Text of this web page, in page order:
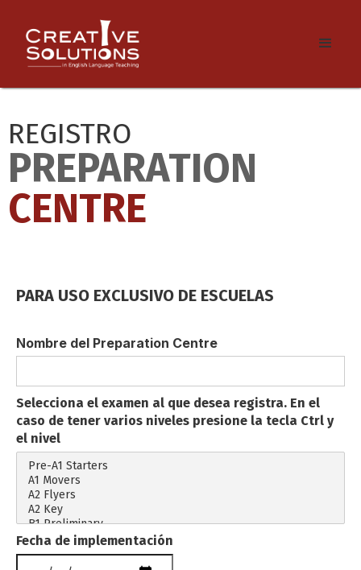
REGISTRO
PREPARATION
CENTRE
PARA USO EXCLUSIVO DE ESCUELAS
Nombre del Preparation Centre
Selecciona el examen al que desea registra. En el
caso de tener varios niveles presione la tecla Ctrl y
el nivel
Fecha de implementación